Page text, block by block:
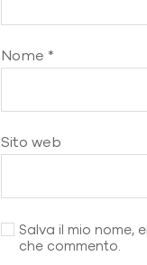
Nome *
Sito web
Salva il mio nome,
che commento.